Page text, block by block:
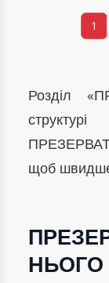
1
Розділ
щоб
НЬОГО